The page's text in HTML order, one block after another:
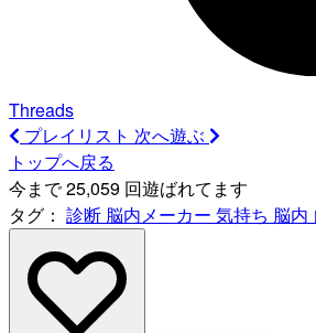
Threads
プレイリスト 次へ遊ぶ
トップへ戻る
今まで 25,059 回遊ばれてます
タグ： 診断 脳内メーカー 気持ち 脳内